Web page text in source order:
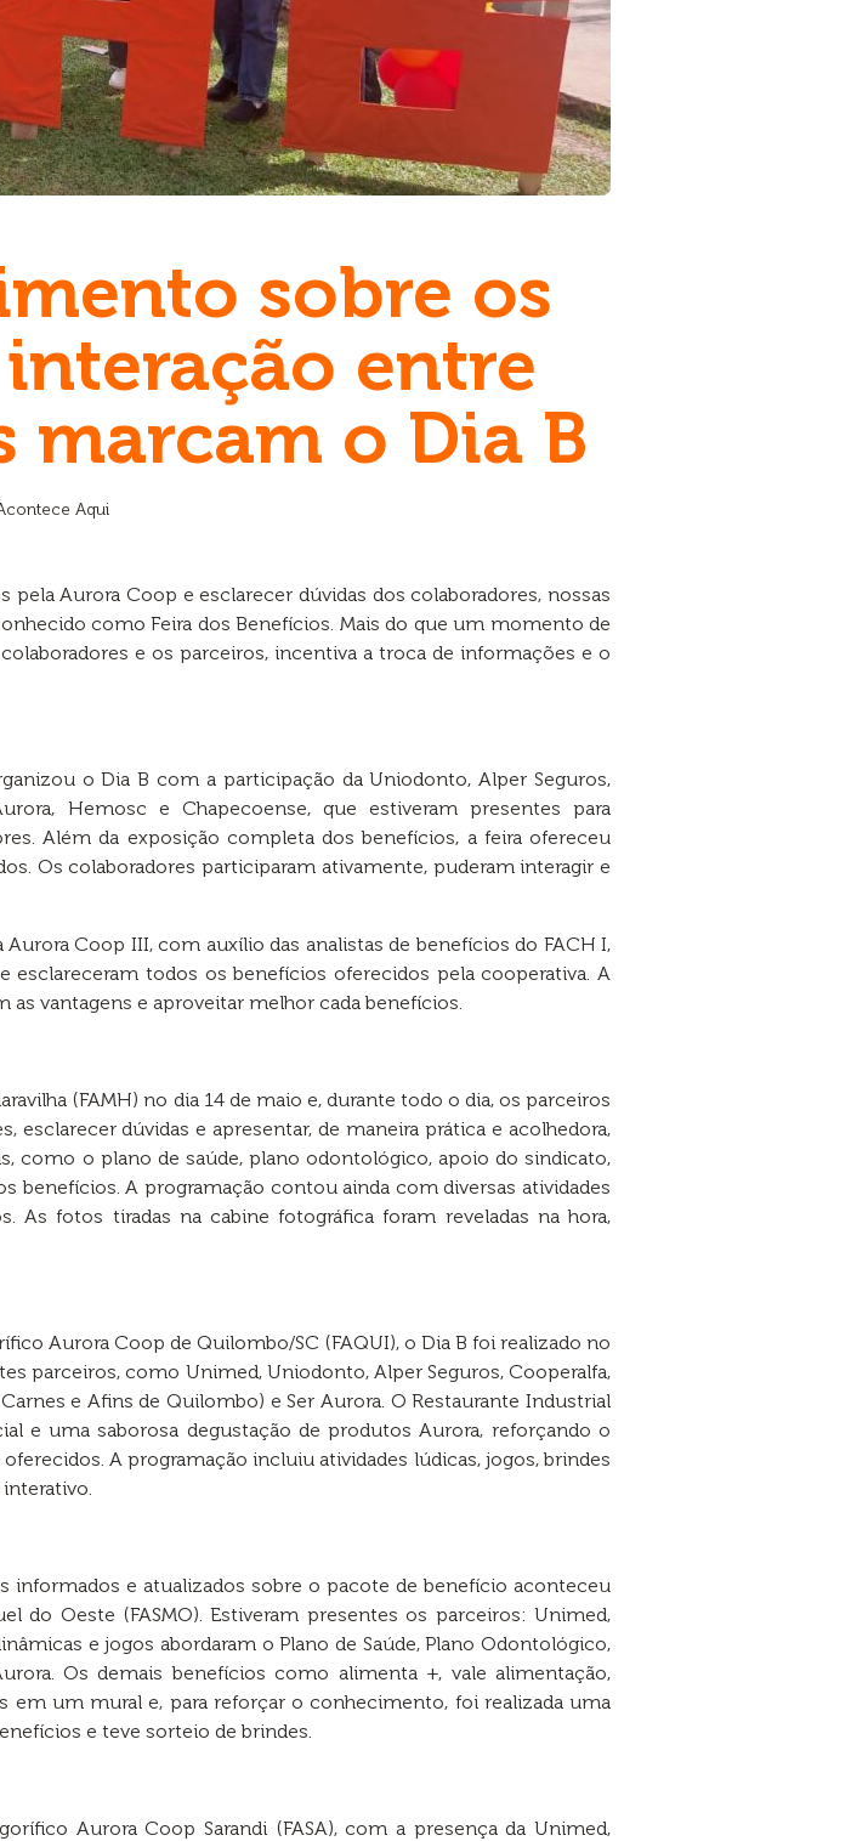
sobre os
entre
marcam o Dia B
Aqui
Aurora Coop e esclarecer dúvidas dos colaboradores, nossas
como Feira dos Benefícios. Mais do que um momento de
e os parceiros, incentiva a troca de informações e o
o Dia B com a participação da Uniodonto, Alper Seguros,
Hemosc e Chapecoense, que estiveram presentes para
Além da exposição completa dos benefícios, a feira ofereceu
Os colaboradores participaram ativamente, puderam interagir e
Coop III, com auxílio das analistas de benefícios do FACH I,
esclareceram todos os benefícios oferecidos pela cooperativa. A
vantagens e aproveitar melhor cada benefícios.
(FAMH) no dia 14 de maio e, durante todo o dia, os parceiros
esclarecer dúvidas e apresentar, de maneira prática e acolhedora,
como o plano de saúde, plano odontológico, apoio do sindicato,
benefícios. A programação contou ainda com diversas atividades
As fotos tiradas na cabine fotográfica foram reveladas na hora,
Aurora Coop de Quilombo/SC (FAQUI), o Dia B foi realizado no
parceiros, como Unimed, Uniodonto, Alper Seguros, Cooperalfa,
e Afins de Quilombo) e Ser Aurora. O Restaurante Industrial
e uma saborosa degustação de produtos Aurora, reforçando o
A programação incluiu atividades lúdicas, jogos, brindes
informados e atualizados sobre o pacote de benefício aconteceu
do Oeste (FASMO). Estiveram presentes os parceiros: Unimed,
e jogos abordaram o Plano de Saúde, Plano Odontológico,
Os demais benefícios como alimenta +, vale alimentação,
em um mural e, para reforçar o conhecimento, foi realizada uma
e teve sorteio de brindes.
Aurora Coop Sarandi (FASA), com a presença da Unimed,